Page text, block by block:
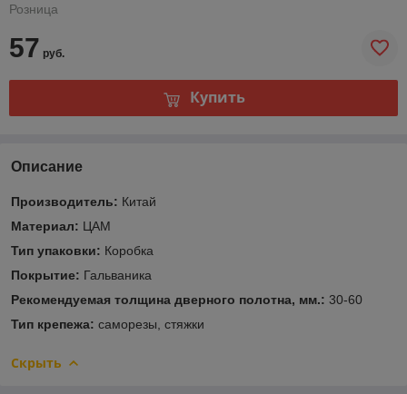
Розница
57 руб.
Купить
Описание
Производитель: Китай
Материал: ЦАМ
Тип упаковки: Коробка
Покрытие: Гальваника
Рекомендуемая толщина дверного полотна, мм.: 30-60
Тип крепежа: саморезы, стяжки
Скрыть